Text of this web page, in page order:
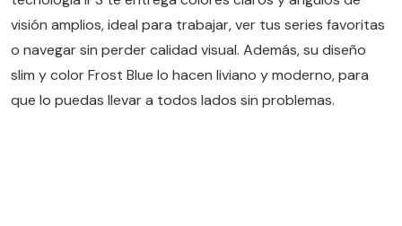
visión amplios, ideal para trabajar, ver tus series favoritas
o navegar sin perder calidad visual. Además, su diseño
slim y color Frost Blue lo hacen liviano y moderno, para
que lo puedas llevar a todos lados sin problemas.